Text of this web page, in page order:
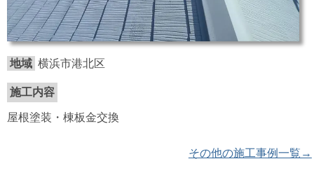
地域 横浜市港北区
施工内容
屋根塗装・棟板金交換
その他の施工事例一覧→